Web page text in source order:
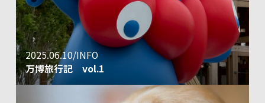
2025.06.10/INFO
万博旅行記 vol.1